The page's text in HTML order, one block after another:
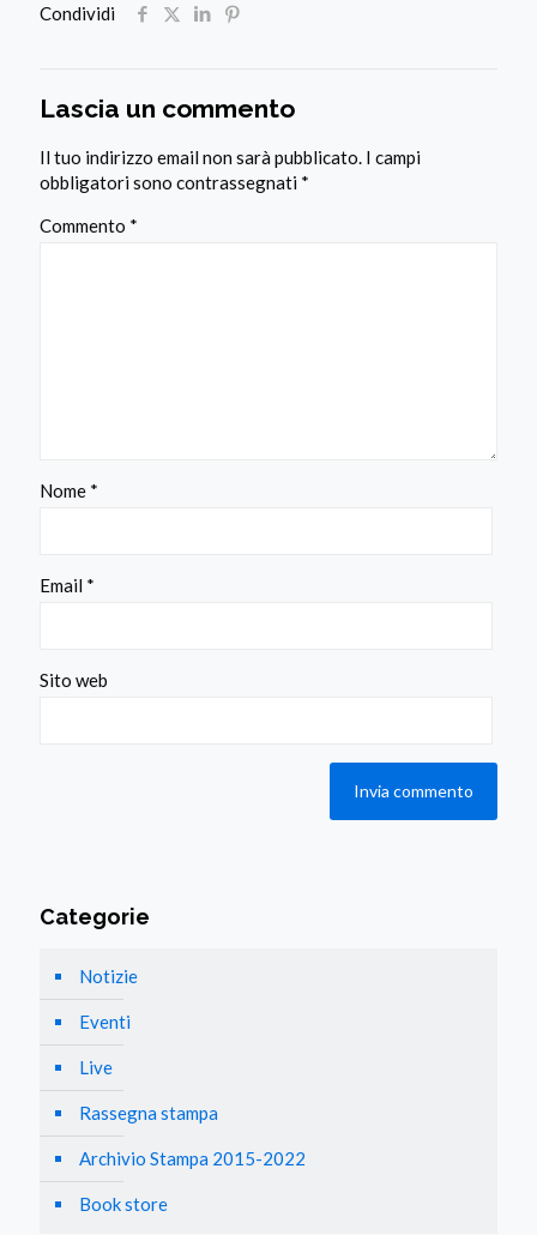
Condividi
Lascia un commento
Il tuo indirizzo email non sarà pubblicato. I campi
obbligatori sono contrassegnati *
Commento *
Nome *
Email *
Sito web
Categorie
Notizie
Eventi
Live
Rassegna stampa
Archivio Stampa 2015-2022
Book store